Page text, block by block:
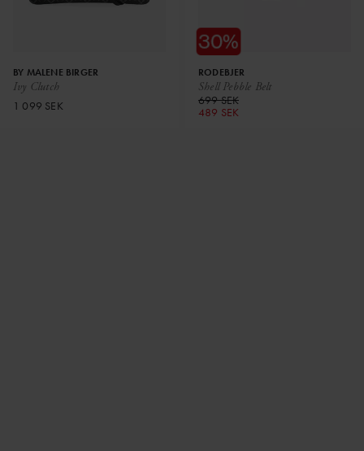
Ivy Clutch
BY MALENE BIRGER
1 099 SEK
Shell Pebble Belt
RODEBJER
699 SEK
489 SEK